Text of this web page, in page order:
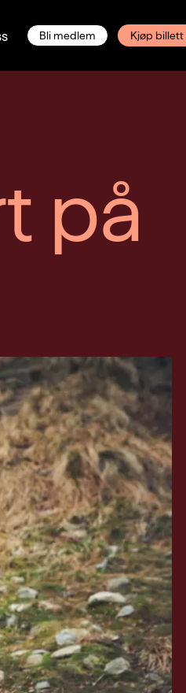
Bli medlem Kjøp billett
på